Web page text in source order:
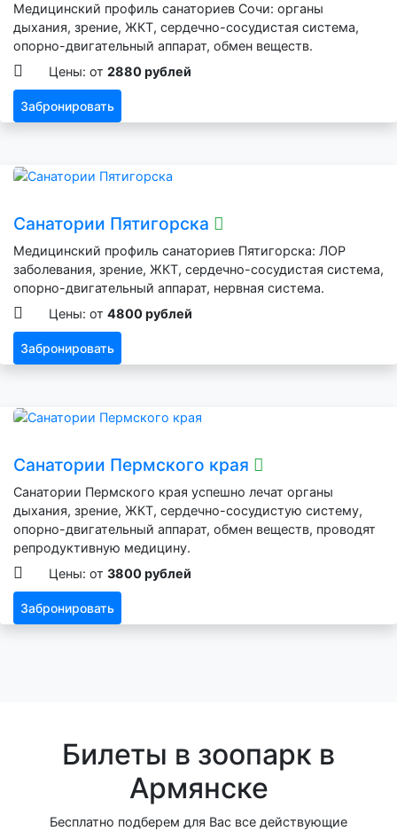
Медицинский профиль санаториев Сочи: органы
дыхания, зрение, ЖКТ, сердечно-сосудистая система,
опорно-двигательный аппарат, обмен веществ.
Цены: от 2880 рублей
Забронировать
Санатории Пятигорска
Медицинский профиль санаториев Пятигорска: ЛОР
заболевания, зрение, ЖКТ, сердечно-сосудистая система,
опорно-двигательный аппарат, нервная система.
Цены: от 4800 рублей
Забронировать
Санатории Пермского края
Санатории Пермского края успешно лечат органы
дыхания, зрение, ЖКТ, сердечно-сосудистую систему,
опорно-двигательный аппарат, обмен веществ, проводят
репродуктивную медицину.
Цены: от 3800 рублей
Забронировать
Билеты в зоопарк в
Армянске
Бесплатно подберем для Вас все действующие